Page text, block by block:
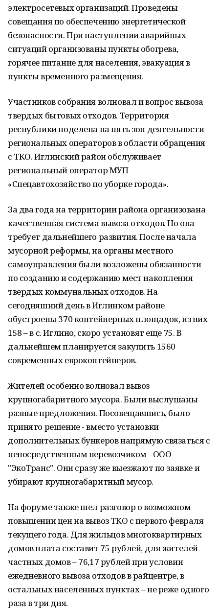
электросетевых организаций. Проведены
совещания по обеспечению энергетической
безопасности. При наступлении аварийных
ситуаций организованы пункты обогрева,
горячее питание для населения, эвакуация в
пункты временного размещения.
Участников собрания волновал и вопрос вывоза
твердых бытовых отходов. Территория
республики поделена на пять зон деятельности
региональных операторов в области обращения
с ТКО. Иглинский район обслуживает
региональный оператор МУП
«Спецавтохозяйство по уборке города».
За два года на территории района организована
качественная система вывоза отходов. Но она
требует дальнейшего развития. После начала
мусорной реформы, на органы местного
самоуправления были возложены обязанности
по созданию и содержанию мест накопления
твердых коммунальных отходов. На
сегодняшний день в Иглинком районе
обустроены 370 контейнерных площадок, из них
158 – в с. Иглино, скоро установят еще 75. В
дальнейшем планируется закупить 1560
современных евроконтейнеров.
Жителей особенно волновал вывоз
крупногабаритного мусора. Были выслушаны
разные предложения. Посовещавшись, было
принято решение - вместо установки
дополнительных бункеров напрямую связаться с
непосредственным перевозчиком - ООО
"ЭкоТранс". Они сразу же выезжают по заявке и
убирают крупногабаритный мусор.
На форуме также шел разговор о возможном
повышении цен на вывоз ТКО с первого февраля
текущего года. Для жильцов многоквартирных
домов плата составит 75 рублей, для жителей
частных домов – 76,17 рублей при условии
ежедневного вывоза отходов в райцентре, в
остальных населенных пунктах – не реже одного
раза в три дня.